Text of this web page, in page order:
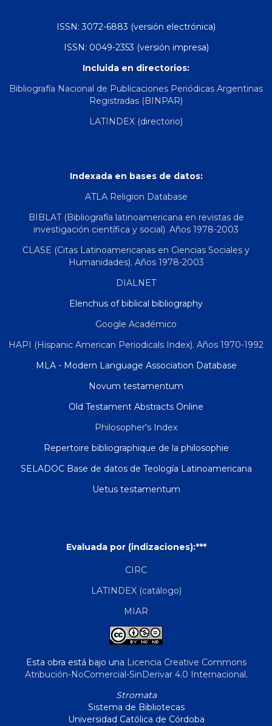
ISSN: 3072-6883 (versión electrónica)
ISSN: 0049-2353 (versión impresa)
Incluida en directorios:
Bibliografía Nacional de Publicaciones Periódicas Argentinas
Registradas (BINPAR)
LATINDEX (directorio)
Indexada en bases de datos:
ATLA Religion Database
BIBLAT (Bibliografía latinoamericana en revistas de
investigación científica y social). Años 1978-2003
CLASE (Citas Latinoamericanas en Ciencias Sociales y
Humanidades). Años 1978-2003
DIALNET
Elenchus of biblical bibliography
Google Académico
HAPI (Hispanic American Periodicals Index). Años 1970-1992
MLA - Modern Language Association Database
Novum testamentum
Old Testament Abstracts Online
Philosopher's Index
Repertoire bibliographique de la philosophie
SELADOC Base de datos de Teología Latinoamericana
Uetus testamentum
Evaluada por (indizaciones):***
CIRC
LATINDEX (catálogo)
MIAR
Esta obra está bajo una Licencia Creative Commons
Atribución-NoComercial-SinDerivar 4.0 Internacional.
Stromata
Sistema de Bibliotecas
Universidad Católica de Córdoba